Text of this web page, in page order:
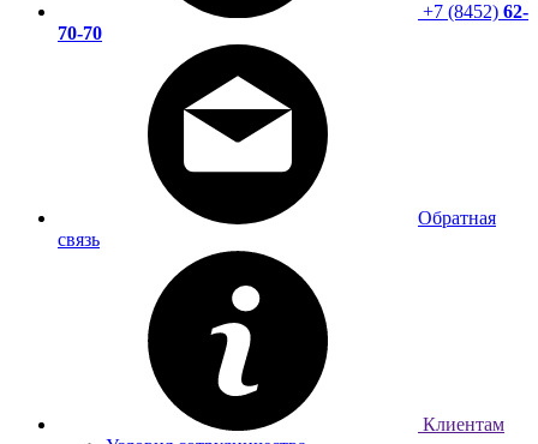
+7 (8452) 62-
70-70
Обратная
связь
Клиентам